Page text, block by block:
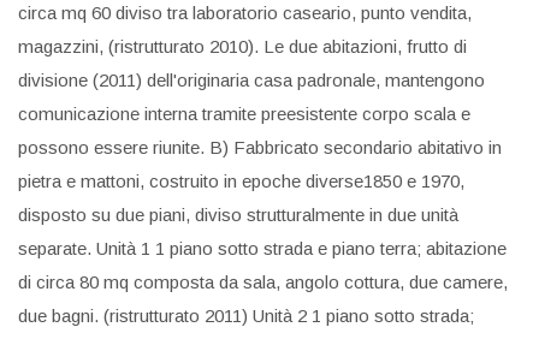
circa mq 60 diviso tra laboratorio caseario, punto vendita,
magazzini, (ristrutturato 2010). Le due abitazioni, frutto di
divisione (2011) dell'originaria casa padronale, mantengono
comunicazione interna tramite preesistente corpo scala e
possono essere riunite. B) Fabbricato secondario abitativo in
pietra e mattoni, costruito in epoche diverse1850 e 1970,
disposto su due piani, diviso strutturalmente in due unità
separate. Unità 1 1 piano sotto strada e piano terra; abitazione
di circa 80 mq composta da sala, angolo cottura, due camere,
due bagni. (ristrutturato 2011) Unità 2 1 piano sotto strada;